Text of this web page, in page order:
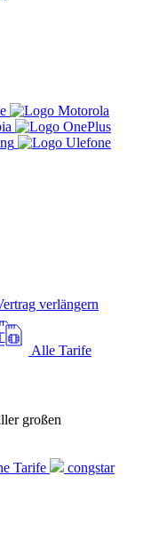
verlängern
Alle Tarife
großen
Tarife
congstar